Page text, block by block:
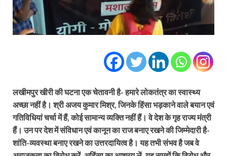
लखीमपुर खीरी की घटना एक चेतावनी है- हमारे लोकतंत्र का स्वास्थ्य
अच्छा नहीं है। श्री अजय कुमार मिश्र, जिनके हिंसा भड़काने वाले बयान एवं
गतिविधियां चर्चा में हैं, कोई सामान्य व्यक्ति नहीं हैं। वे देश के गृह राज्य मंत्री
हैं। उन पर देश में संविधान एवं कानून का राज बनाए रखने की जिम्मेदारी है-
शांति-व्यवस्था बनाए रखने का उत्तरदायित्व है। यह तभी संभव है जब वे